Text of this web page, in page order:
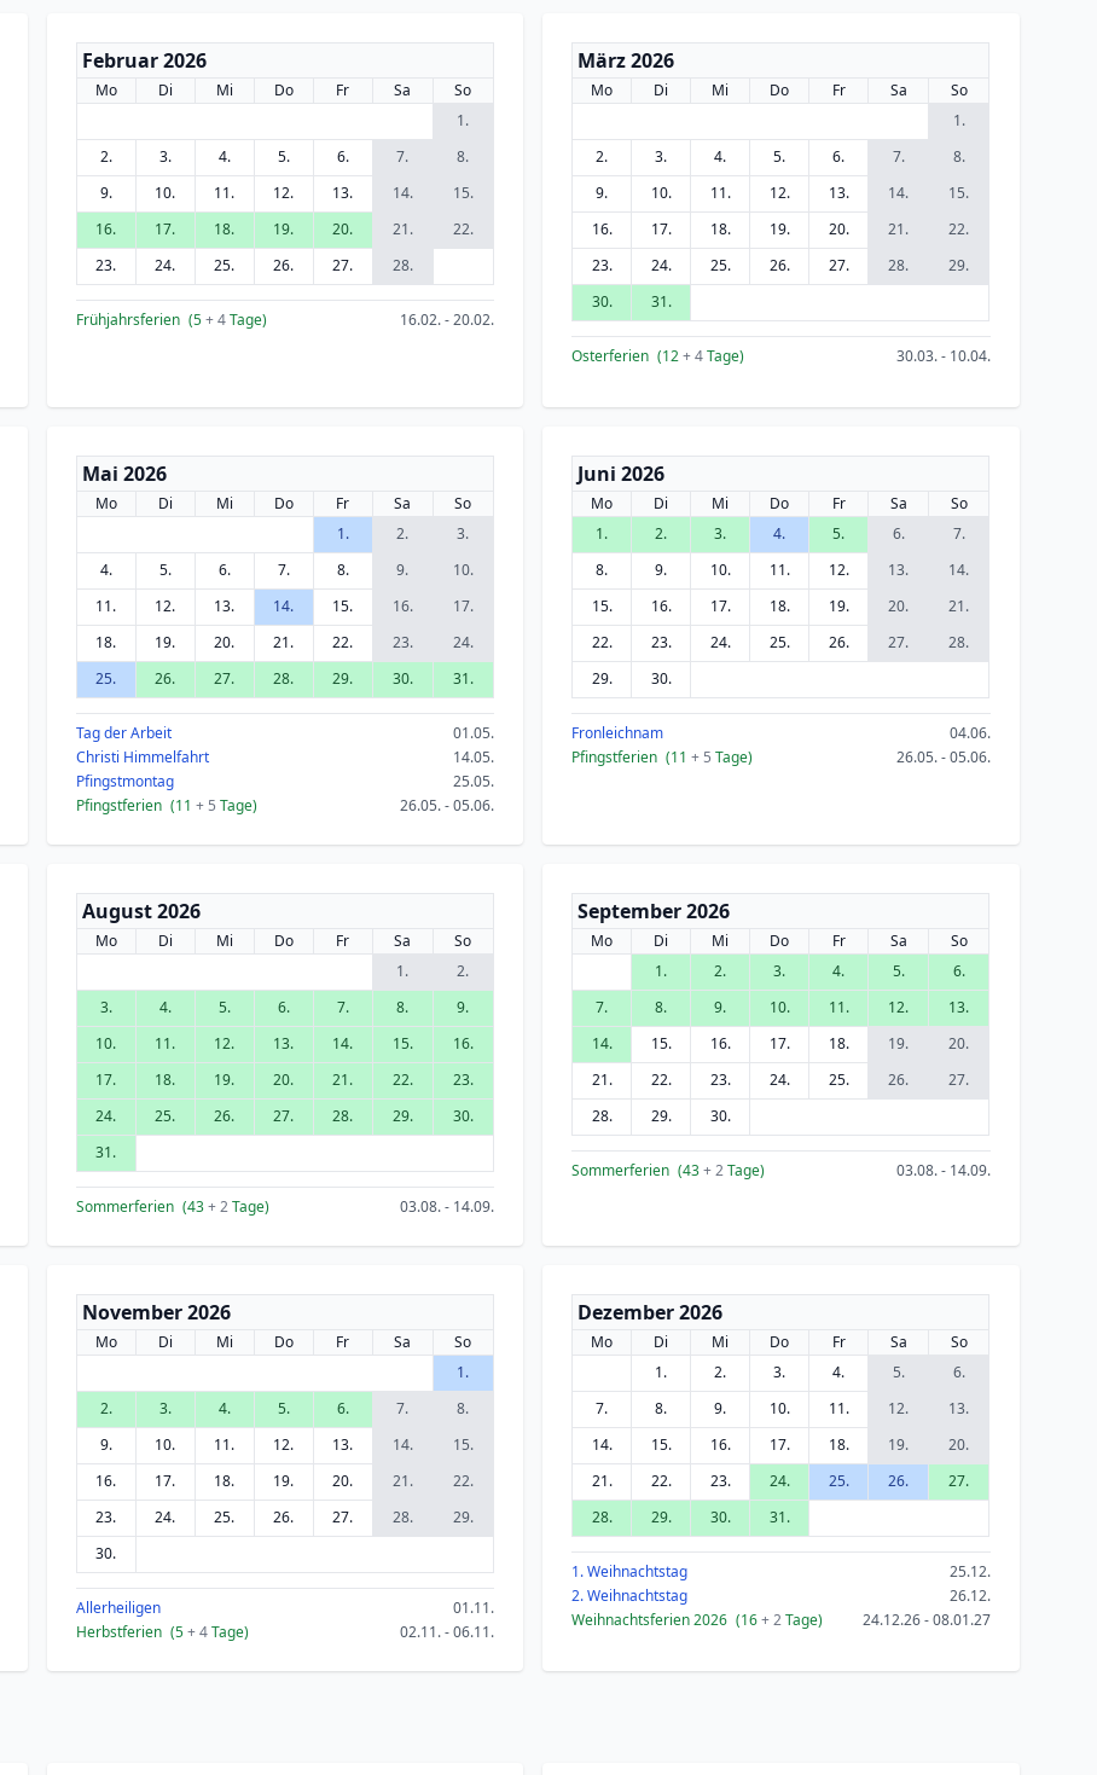
Februar 2026
Mo Di Mi Do Fr Sa
So
1.
2.
3. 4. 5. 6. 7.
8.
9.
10. 11. 12. 13. 14.
15.
16.
17. 18. 19. 20. 21.
22.
23.
24. 25. 26. 27. 28.
Frühjahrsferien (5+ 4Tage) 16.02. - 20.02.
März 2026
Mo Di Mi Do Fr Sa
So
1.
2.
3. 4. 5. 6. 7.
8.
9.
10. 11. 12. 13. 14.
15.
16.
17. 18. 19. 20. 21.
22.
23.
24. 25. 26. 27. 28.
29.
30.
31.
Osterferien (12+ 4Tage) 30.03. - 10.04.
Mai 2026
Mo Di Mi Do Fr Sa
So
1.
2.
3.
4.
5. 6. 7. 8. 9.
10.
11.
12. 13. 14. 15. 16.
17.
18.
19. 20. 21. 22. 23.
24.
25.
26. 27. 28. 29. 30. 31.
Tag der Arbeit
01.05.
Christi Himmelfahrt
14.05.
Pfingstmontag
25.05.
Pfingstferien (11 + 5 Tage) 26.05. - 05.06.
Juni 2026
Mo Di Mi Do Fr Sa
So
1.
2. 3. 4. 5. 6.
7.
8.
9. 10. 11. 12. 13.
14.
15.
16. 17. 18. 19. 20.
21.
22.
23. 24. 25. 26. 27.
28.
29.
30.
Fronleichnam
04.06.
Pfingstferien (11+ 5 Tage) 26.05. - 05.06.
August 2026
Mo Di Mi Do Fr Sa
So
1.
2.
3.
4. 5. 6. 7. 8.
9.
10.
11. 12. 13. 14. 15.
16.
17.
18. 19. 20. 21. 22.
23.
24.
25. 26. 27. 28. 29.
30.
31.
Sommerferien (43+ 2Tage) 03.08. - 14.09.
September 2026
Mo Di Mi Do Fr Sa
So
1.
2. 3. 4. 5.
6.
7.
8. 9. 10. 11. 12.
13.
14.
15. 16. 17. 18. 19.
20.
21.
22. 23. 24. 25. 26.
27.
28.
29. 30.
Sommerferien (43+ 2Tage) 03.08. - 14.09.
November 2026
Mo Di Mi Do Fr Sa
So
1.
2.
3. 4. 5. 6. 7.
8.
9.
10. 11. 12. 13. 14.
15.
16.
17. 18. 19. 20. 21.
22.
23.
24. 25. 26. 27. 28.
29.
30.
Allerheiligen
01.11.
Herbstferien (5+ 4Tage) 02.11. - 06.11.
Dezember 2026
Mo Di Mi Do Fr Sa
So
1.
2. 3. 4. 5.
6.
7.
8. 9. 10. 11. 12.
13.
14.
15. 16. 17. 18. 19.
20.
21.
22. 23. 24. 25. 26.
27.
28.
29. 30. 31.
1. Weihnachtstag
25.12.
2. Weihnachtstag
26.12.
Weihnachtsferien 2026 (16+ 2Tage) 24.12.26 - 08.01.27